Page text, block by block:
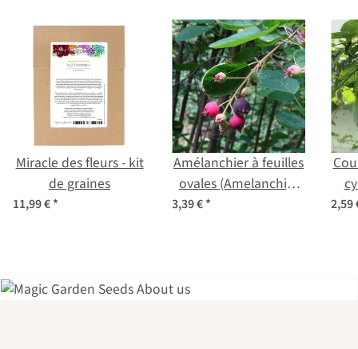
Miracle des fleurs - kit
de graines
11,99 €*
Amélanchier à feuilles
ovales (Amelanchier
ovalis) graines
3,39 €* 2,59